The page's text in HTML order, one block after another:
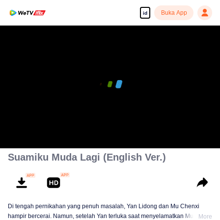
id Buka App
Suamiku Muda Lagi (English Ver.)
Di tengah pernikahan yang penuh masalah, Yan Lidong dan Mu Chenxi
hampir bercerai. Namun, setelah Yan terluka saat menyelamatkan Mu, iaMore